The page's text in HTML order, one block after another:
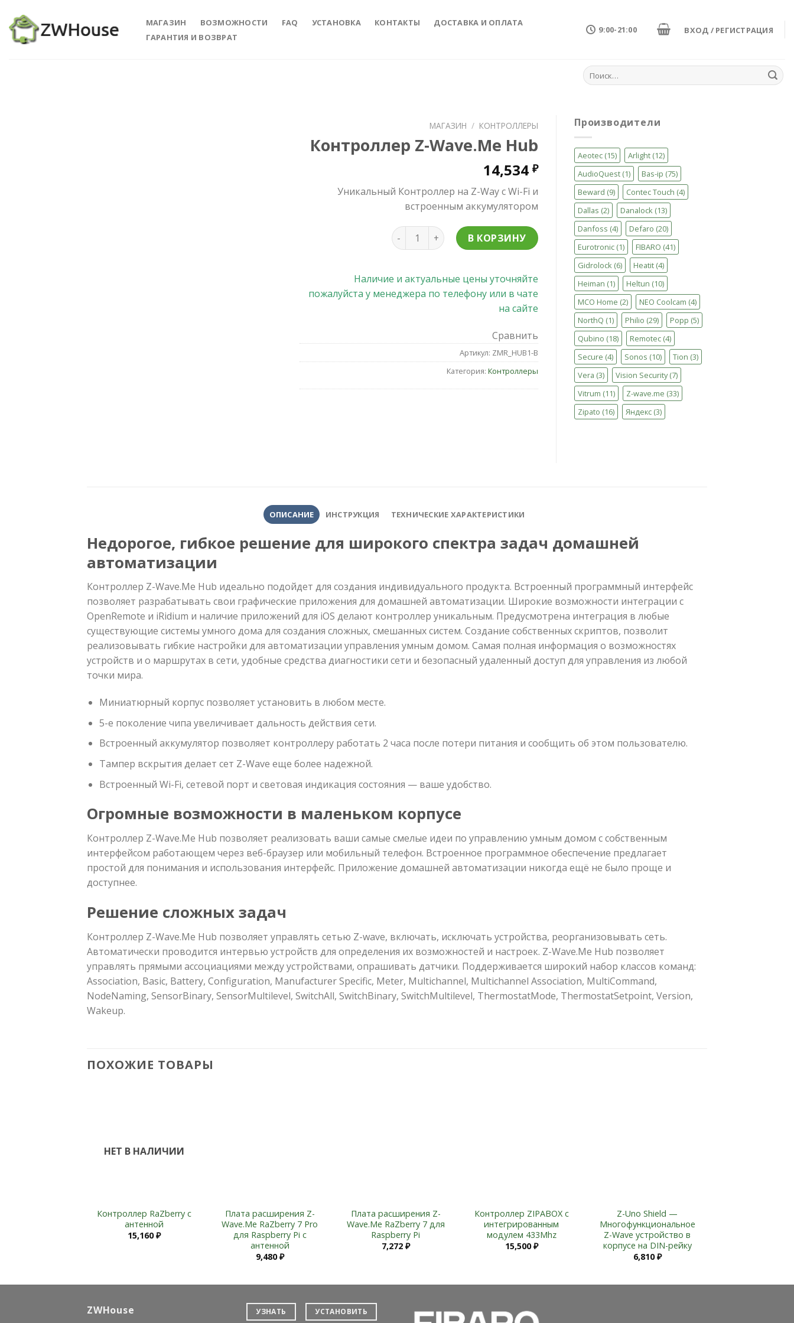
content
МАГАЗИН ВОЗМОЖНОСТИ FAQ УСТАНОВКА КОНТАКТЫ
ДОСТАВКА И ОПЛАТА
ГАРАНТИЯ И ВОЗВРАТ
9:00-21:00 ВХОД / РЕГИСТРАЦИЯ
Искать:
МАГАЗИН / КОНТРОЛЛЕРЫ
Контроллер Z-Wave.Me Hub
14,534 ₽
Уникальный Контроллер на Z-Way с Wi-Fi и
встроенным аккумулятором
Количество товара Контроллер Z-Wave.Me Hub
В КОРЗИНУ
Наличие и актуальные цены уточняйте
пожалуйста у менеджера по телефону или в чате
на сайте
Сравнить
Артикул: ZMR_HUB1-B
Категория: Контроллеры
Производители
Aeotec (15) Arlight (12)
AudioQuest (1) Bas-ip (75)
Beward (9) Contec Touch (4)
Dallas (2) Danalock (13)
Danfoss (4) Defaro (20)
Eurotronic (1) FIBARO (41)
Gidrolock (6) Heatit (4)
Heiman (1) Heltun (10)
MCO Home (2) NEO Coolcam (4)
NorthQ (1) Philio (29) Popp (5)
Qubino (18) Remotec (4)
Secure (4) Sonos (10) Tion (3)
Vera (3) Vision Security(7)
Vitrum (11) Z-wave.me (33)
Zipato (16) Яндекс (3)
ОПИСАНИЕ ИНСТРУКЦИЯ ТЕХНИЧЕСКИЕ ХАРАКТЕРИСТИКИ
Недорогое, гибкое решение для широкого спектра задач домашней
автоматизации
Контроллер Z-Wave.Me Hub идеально подойдет для создания индивидуального продукта. Встроенный программный интерфейс
позволяет разрабатывать свои графические приложения для домашней автоматизации. Широкие возможности интеграции с
OpenRemote и iRidium и наличие приложений для iOS делают контроллер уникальным. Предусмотрена интеграция в любые
существующие системы умного дома для создания сложных, смешанных систем. Создание собственных скриптов, позволит
реализовывать гибкие настройки для автоматизации управления умным домом. Самая полная информация о возможностях
устройств и о маршрутах в сети, удобные средства диагностики сети и безопасный удаленный доступ для управления из любой
точки мира.
Миниатюрный корпус позволяет установить в любом месте.
5-е поколение чипа увеличивает дальность действия сети.
Встроенный аккумулятор позволяет контроллеру работать 2 часа после потери питания и сообщить об этом пользователю.
Тампер вскрытия делает сет Z-Wave еще более надежной.
Встроенный Wi-Fi, сетевой порт и световая индикация состояния — ваше удобство.
Огромные возможности в маленьком корпусе
Контроллер Z-Wave.Me Hub позволяет реализовать ваши самые смелые идеи по управлению умным домом с собственным
интерфейсом работающем через веб-браузер или мобильный телефон. Встроенное программное обеспечение предлагает
простой для понимания и использования интерфейс. Приложение домашней автоматизации никогда ещё не было проще и
доступнее.
Решение сложных задач
Контроллер Z-Wave.Me Hub позволяет управлять сетью Z-wave, включать, исключать устройства, реорганизовывать сеть.
Автоматически проводится интервью устройств для определения их возможностей и настроек. Z-Wave.Me Hub позволяет
управлять прямыми ассоциациями между устройствами, опрашивать датчики. Поддерживается широкий набор классов команд:
Association, Basic, Battery, Configuration, Manufacturer Specific, Meter, Multichannel, Multichannel Association, MultiCommand,
NodeNaming, SensorBinary, SensorMultilevel, SwitchAll, SwitchBinary, SwitchMultilevel, ThermostatMode, ThermostatSetpoint, Version,
Wakeup.
ПОХОЖИЕ ТОВАРЫ
НЕТ В НАЛИЧИИ
Контроллер RaZberry c
антенной
15,160₽
Плата расширения Z-
Wave.Me RaZberry 7 Pro
для Raspberry Pi с
антенной
9,480₽
Плата расширения Z-
Wave.Me RaZberry 7 для
Raspberry Pi
7,272 ₽
Контроллер ZIPABOX с
интегрированным
модулем 433Mhz
15,500₽
Z-Uno Shield —
Многофункциональное
Z-Wave устройство в
корпусе на DIN-рейку
6,810₽
ZWHouse УЗНАТЬ УСТАНОВИТЬ